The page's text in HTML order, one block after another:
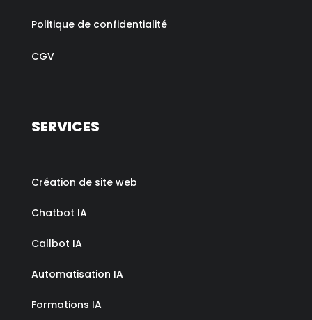
Politique de confidentialité
CGV
SERVICES
Création de site web
Chatbot IA
Callbot IA
Automatisation IA
Formations IA